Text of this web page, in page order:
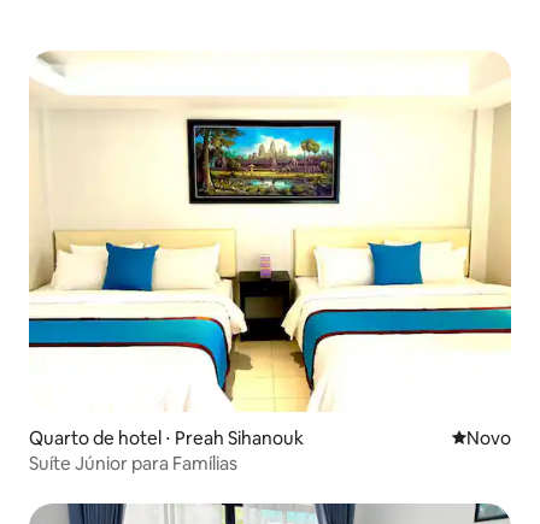
Quarto de hotel ⋅ Preah Sihanouk Novo
Novo
Suíte Júnior para Famílias